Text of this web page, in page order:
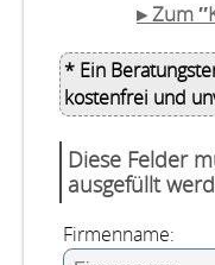
▸ Zum
* Ein
kostenfrei und
Diese Felder
ausgefüllt
Firmenname: